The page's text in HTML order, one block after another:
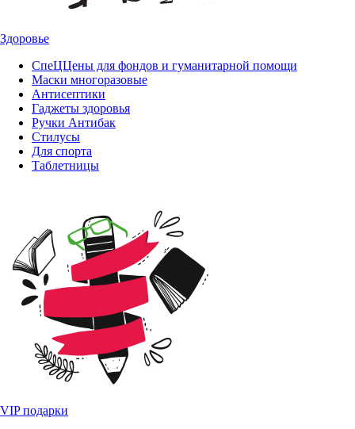
Здоровье
СпеЦЦены для фондов и гуманитарной помощи
Маски многоразовые
Антисептики
Гаджеты здоровья
Ручки Антибак
Стилусы
Для спорта
Таблетницы
VIP подарки